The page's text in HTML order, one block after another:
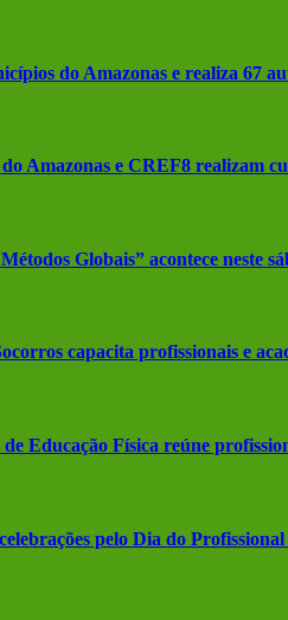
do Amazonas e realiza 67
Amazonas e CREF8 realizam
Globais” acontece neste
capacita profissionais e
Educação Física reúne
pelo Dia do